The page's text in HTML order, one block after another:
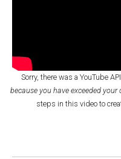
Sorry, there was a YouTube
because you have exceeded your
steps in this videoto